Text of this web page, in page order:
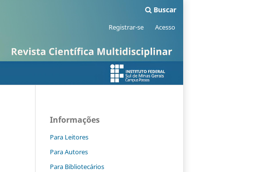
Buscar
Registrar-se Acesso
Informações
Para Leitores
Para Autores
Para Bibliotecários